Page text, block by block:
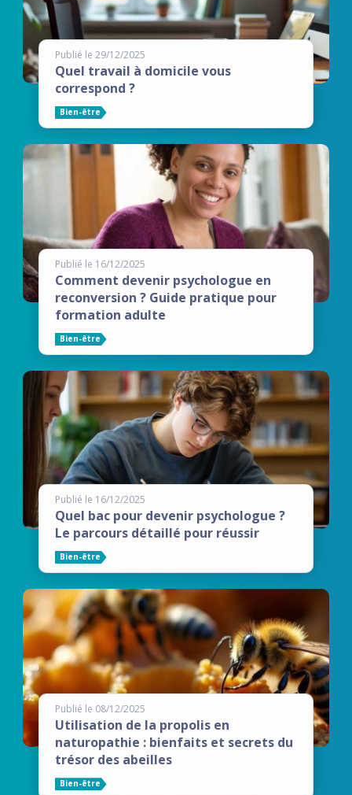
Publié le 29/12/2025
Quel travail à domicile vous
correspond ?
Bien-être
Publié le 16/12/2025
Comment devenir psychologue en
reconversion ? Guide pratique pour
formation adulte
Bien-être
Publié le 16/12/2025
Quel bac pour devenir psychologue ?
Le parcours détaillé pour réussir
Bien-être
Publié le 08/12/2025
Utilisation de la propolis en
naturopathie : bienfaits et secrets du
trésor des abeilles
Bien-être